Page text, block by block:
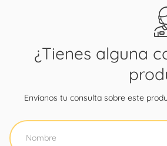
¿Tienes alguna
Envíanos tu consulta sobre este